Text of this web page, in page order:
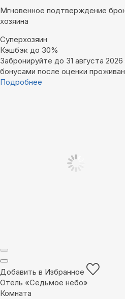
Мгновенное подтверждение
хозяина
Суперхозяин
Кэшбэк до 30%
Забронируйте до 31 августа
бонусами после оценки
Подробнее
Добавить в Избранное
Отель «Седьмое небо»
Комната